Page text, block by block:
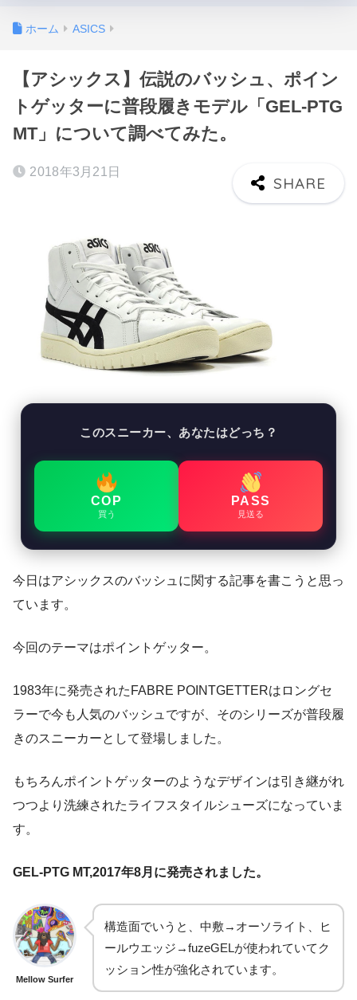
ホーム ASICS
【アシックス】伝説のバッシュ、ポイン
トゲッターに普段履きモデル「GEL-PTG
MT」について調べてみた。
2018年3月21日
このスニーカー、あなたはどっち？
COP
買う
PASS
見送る
今日はアシックスのバッシュに関する記事を書こうと思っ
ています。
今回のテーマはポイントゲッター。
1983年に発売されたFABRE POINTGETTERはロングセ
ラーで今も人気のバッシュですが、そのシリーズが普段履
きのスニーカーとして登場しました。
もちろんポイントゲッターのようなデザインは引き継がれ
つつより洗練されたライフスタイルシューズになっていま
す。
GEL-PTG MT,2017年8月に発売されました。
Mellow Surfer
構造面でいうと、中敷→オーソライト、ヒ
ールウエッジ→fuzeGELが使われていてク
ッション性が強化されています。